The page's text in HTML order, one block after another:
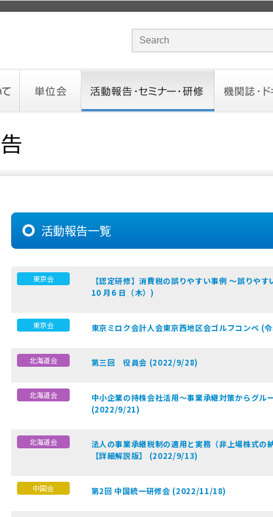
サイト内検索のキーワード
活動報告一覧
東京会
【認定研修】消費税の誤りやすい事例 ～誤りや
10 月6 日（木）)
東京会 東京ミロク会計人会東京西地区会ゴルフコンペ (
北海道会 第三回 役員会 (2022/9/28)
北海道会
中小企業の持株会社活用～事業承継対策からグル
(2022/9/21)
北海道会
法人の事業承継税制の適用と実務（非上場株式の
【詳細解説版】 (2022/9/13)
中国会 第2回 中国統一研修会 (2022/11/18)